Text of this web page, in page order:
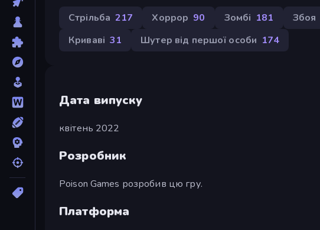
Стрільба 217 Хоррор 90 Зомбі 181 Збоя
Криваві 31 Шутер від першої особи 174
Дата випуску
квітень 2022
Розробник
Poison Games розробив цю гру.
Платформа